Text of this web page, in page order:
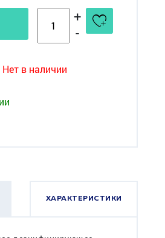
+
-
Нет в наличии
ХАРАКТЕРИСТИКИ